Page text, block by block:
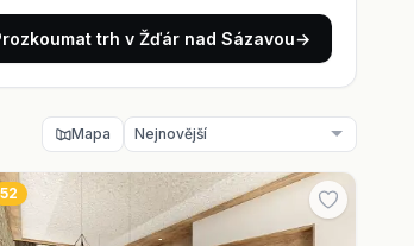
trh v Žďár nad Sázavou→
Mapa
52